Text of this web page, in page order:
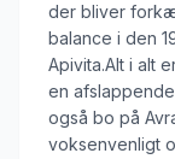
der bliver
balance i den
Apivita.Alt i alt
en
også bo på
voksenvenligt